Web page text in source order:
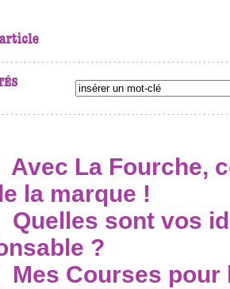
Avec La Fourche,
la marque !
Quelles sont vos
?
Mes Courses pour